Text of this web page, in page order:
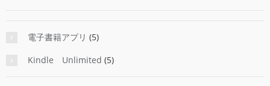
電子書籍アプリ (5)
Kindle Unlimited (5)